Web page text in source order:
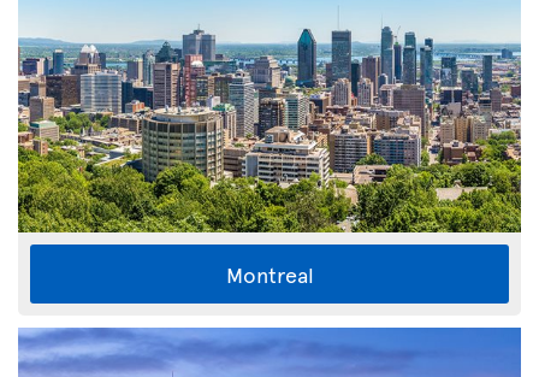
Montreal